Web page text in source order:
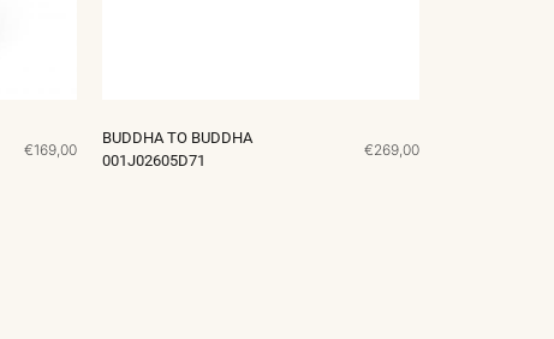
€169,00
BUDDHA TO BUDDHA
001J02605D71
€269,00